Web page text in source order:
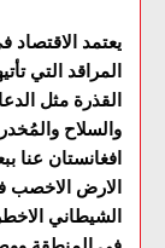
يعتمد
المراقد التي
القذرة مثل
والسلاح
افغانستان عنا
الارض الاخصب
الشيطاني